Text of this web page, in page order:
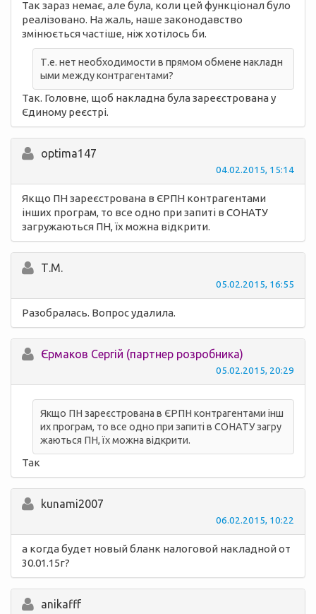
Так зараз немає, але була, коли цей функціонал було
реалізовано. На жаль, наше законодавство
змінюється частіше, ніж хотілось би.
Т.е. нет необходимости в прямом обмене накладн
ыми между контрагентами?
Так. Головне, щоб накладна була зареєстрована у
Єдиному реєстрі.
optima147
04.02.2015, 15:14
Якщо ПН зареєстрована в ЄРПН контрагентами
інших програм, то все одно при запиті в СОНАТУ
загружаються ПН, їх можна відкрити.
Т.М.
05.02.2015, 16:55
Разобралась. Вопрос удалила.
Єрмаков Сергій (партнер розробника)
05.02.2015, 20:29
Якщо ПН зареєстрована в ЄРПН контрагентами інш
их програм, то все одно при запиті в СОНАТУ загру
жаються ПН, їх можна відкрити.
Так
kunami2007
06.02.2015, 10:22
а когда будет новый бланк налоговой накладной от
30.01.15г?
anikafff